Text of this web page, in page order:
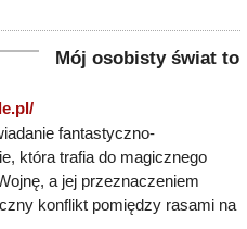
Mój osobisty świat to
fantastyczno-
która trafia do magicznego
a jej przeznaczeniem
konflikt pomiędzy rasami na